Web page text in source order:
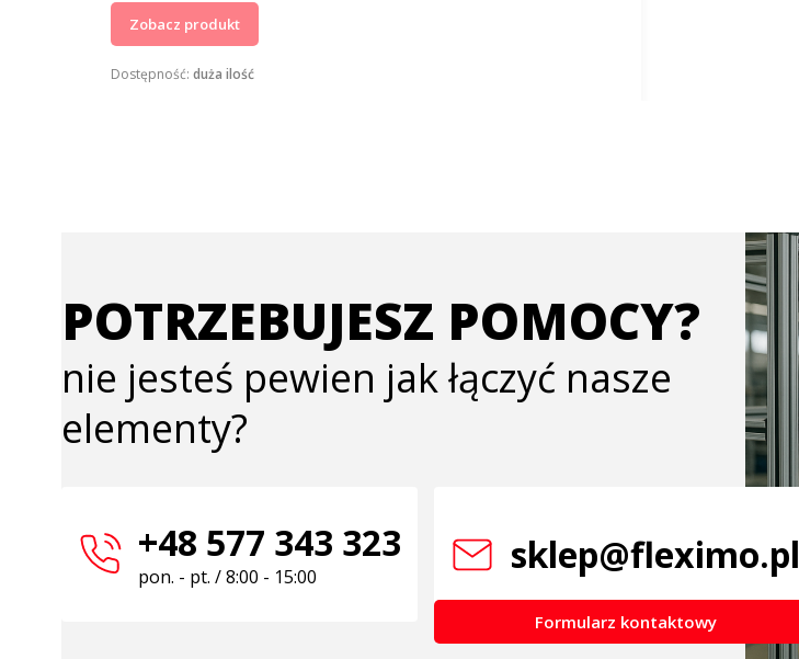
Zobacz produkt
Dostępność:duża ilość
POTRZEBUJESZ POMOCY?
nie jesteś pewien jak łączyć nasze
elementy?
+48 577 343 323
pon. - pt. / 8:00 - 15:00 sklep@fleximo.pl
Formularz kontaktowy